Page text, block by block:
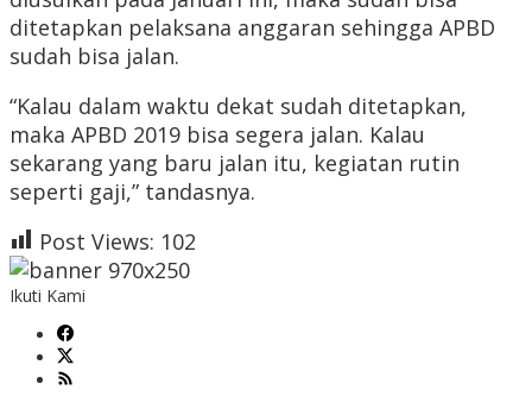
ditetapkan pelaksana anggaran sehingga APBD
sudah bisa jalan.
“Kalau dalam waktu dekat sudah ditetapkan,
maka APBD 2019 bisa segera jalan. Kalau
sekarang yang baru jalan itu, kegiatan rutin
seperti gaji,” tandasnya.
Post Views: 102
Ikuti Kami